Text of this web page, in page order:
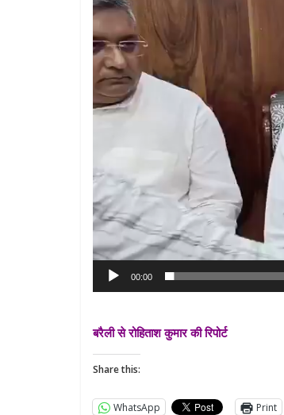
00:00
बरैली से रोहिताश कुमार की रिपोर्ट
Share this:
WhatsApp Print